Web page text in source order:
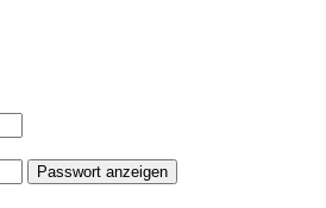
Passwort anzeigen